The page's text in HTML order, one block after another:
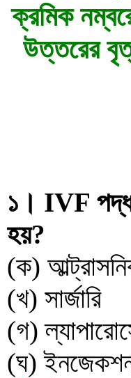
ক্রমিক
উত্তরের
১। IVF
হয়?
(ক)
(খ) সার্জারি
(গ)
(ঘ)